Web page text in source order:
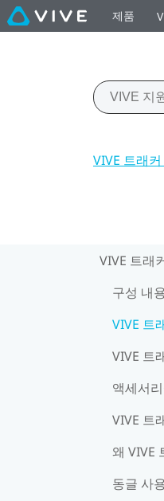
제품
VIVE 트래
VIVE 트래
구성 내
VIVE 트
VIVE 트
액세서
VIVE 트
왜 VIVE
동글 사